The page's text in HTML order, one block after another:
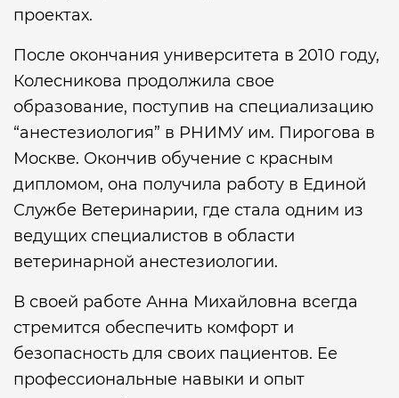
проектах.
После окончания университета в 2010 году,
Колесникова продолжила свое
образование, поступив на специализацию
“анестезиология” в РНИМУ им. Пирогова в
Москве. Окончив обучение с красным
дипломом, она получила работу в Единой
Службе Ветеринарии, где стала одним из
ведущих специалистов в области
ветеринарной анестезиологии.
В своей работе Анна Михайловна всегда
стремится обеспечить комфорт и
безопасность для своих пациентов. Ее
профессиональные навыки и опыт